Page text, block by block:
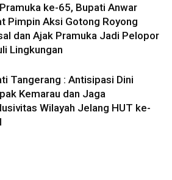
ke-65, Bupati Anwar
Pimpin Aksi Gotong Royong
dan Ajak Pramuka Jadi Pelopor
Lingkungan
Tangerang : Antisipasi Dini
Kemarau dan Jaga
Wilayah Jelang HUT ke-